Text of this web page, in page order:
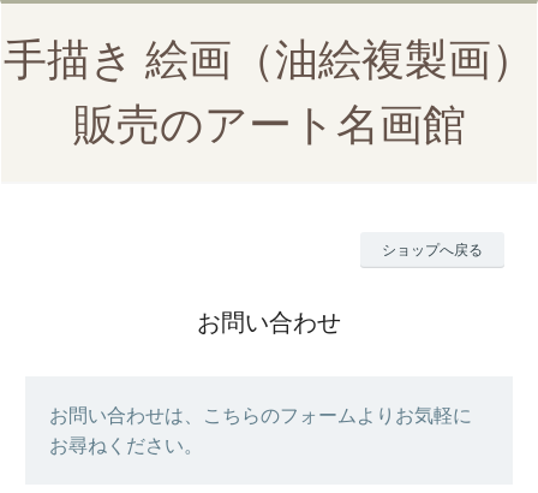
手描き 絵画（油絵複製画）
販売のアート名画館
ショップへ戻る
お問い合わせ
お問い合わせは、こちらのフォームよりお気軽に
お尋ねください。